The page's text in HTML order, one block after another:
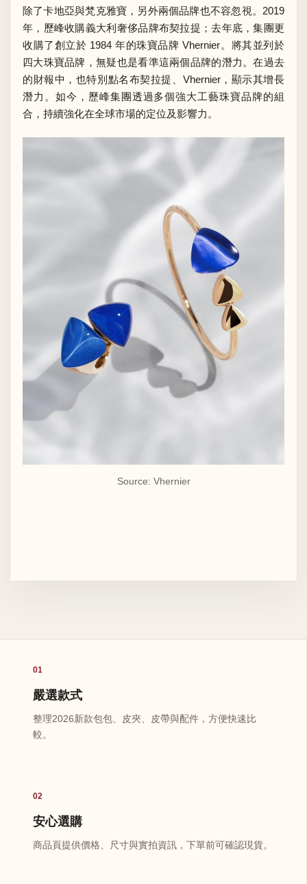
除了卡地亞與梵克雅寶，另外兩個品牌也不容忽視。2019
年，歷峰收購義大利奢侈品牌布契拉提；去年底，集團更
收購了創立於 1984 年的珠寶品牌 Vhernier。將其並列於
四大珠寶品牌，無疑也是看準這兩個品牌的潛力。在過去
的財報中，也特別點名布契拉提、Vhernier，顯示其增長
潛力。如今，歷峰集團透過多個強大工藝珠寶品牌的組
合，持續強化在全球市場的定位及影響力。
Source: Vhernier
01
嚴選款式
整理2026新款包包、皮夾、皮帶與配件，方便快速比
較。
02
安心選購
商品頁提供價格、尺寸與實拍資訊，下單前可確認現貨。